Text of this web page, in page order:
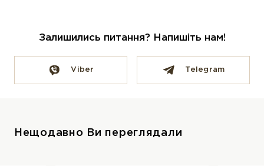
Залишились питання? Напишіть нам!
Viber Telegram
Нещодавно Ви переглядали